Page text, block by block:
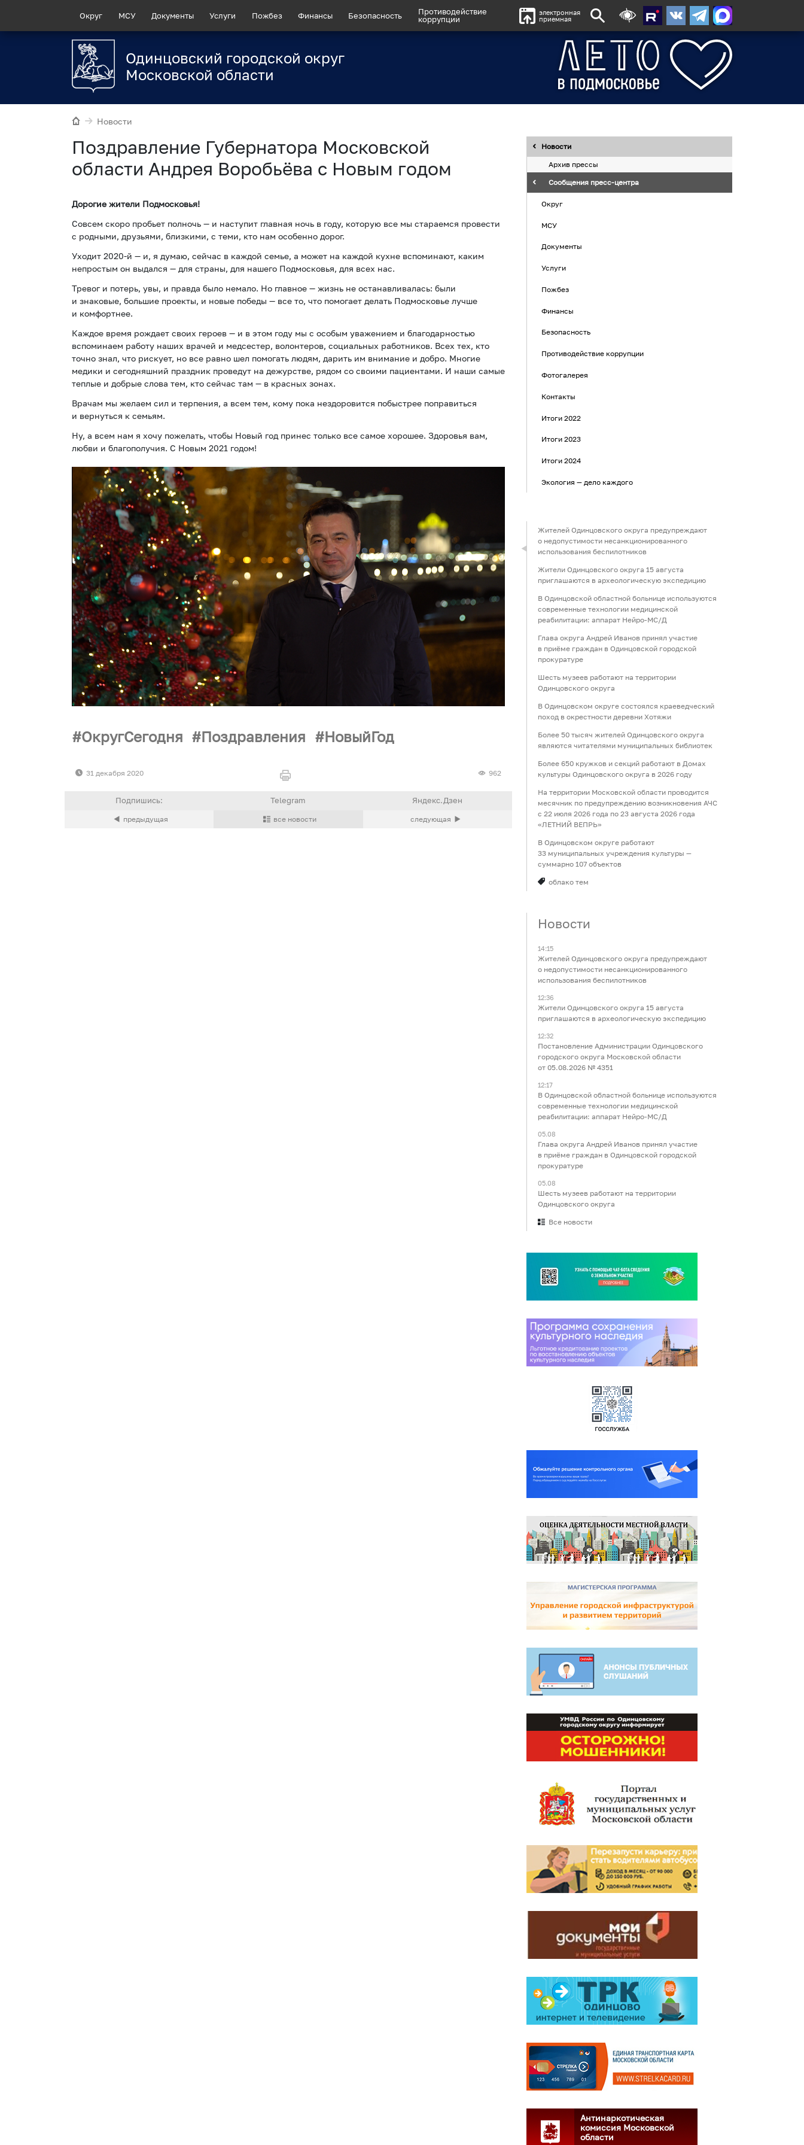
Округ МСУ Документы Услуги Пожбез Финансы Безопасность
Противодействие
коррупции
электронная
приемная
Одинцовский городской округ
Московской области
Новости
Поздравление Губернатора Московской
области Андрея Воробьёва с Новым годом
Дорогие жители Подмосковья!
Совсем скоро пробьет полночь — и наступит главная ночь в году, которую все мы стараемся провести
с родными, друзьями, близкими, с теми, кто нам особенно дорог.
Уходит 2020-й — и, я думаю, сейчас в каждой семье, а может на каждой кухне вспоминают, каким
непростым он выдался — для страны, для нашего Подмосковья, для всех нас.
Тревог и потерь, увы, и правда было немало. Но главное — жизнь не останавливалась: были
и знаковые, большие проекты, и новые победы — все то, что помогает делать Подмосковье лучше
и комфортнее.
Каждое время рождает своих героев — и в этом году мы с особым уважением и благодарностью
вспоминаем работу наших врачей и медсестер, волонтеров, социальных работников. Всех тех, кто
точно знал, что рискует, но все равно шел помогать людям, дарить им внимание и добро. Многие
медики и сегодняшний праздник проведут на дежурстве, рядом со своими пациентами. И наши самые
теплые и добрые слова тем, кто сейчас там — в красных зонах.
Врачам мы желаем сил и терпения, а всем тем, кому пока нездоровится побыстрее поправиться
и вернуться к семьям.
Ну, а всем нам я хочу пожелать, чтобы Новый год принес только все самое хорошее. Здоровья вам,
любви и благополучия. С Новым 2021 годом!
ОкругСегодня Поздравления НовыйГод
31 декабря 2020 962
Новости
Архив прессы
Сообщения пресс-центра
Округ
МСУ
Документы
Услуги
Пожбез
Финансы
Безопасность
Противодействие коррупции
Фотогалерея
Контакты
Итоги 2022
Итоги 2023
Итоги 2024
Экология — дело каждого
Жителей Одинцовского округа предупреждают
о недопустимости несанкционированного
использования беспилотников
Жители Одинцовского округа 15 августа
приглашаются в археологическую экспедицию
В Одинцовской областной больнице используются
современные технологии медицинской
реабилитации: аппарат Нейро-МС/Д
Глава округа Андрей Иванов принял участие
в приёме граждан в Одинцовской городской
прокуратуре
Шесть музеев работают на территории
Одинцовского округа
В Одинцовском округе состоялся краеведческий
поход в окрестности деревни Хотяжи
Более 50 тысяч жителей Одинцовского округа
являются читателями муниципальных библиотек
Более 650 кружков и секций работают в Домах
культуры Одинцовского округа в 2026 году
На территории Московской области проводится
месячник по предупреждению возникновения АЧС
с 22 июля 2026 года по 23 августа 2026 года
«ЛЕТНИЙ ВЕПРЬ»
В Одинцовском округе работают
33 муниципальных учреждения культуры —
суммарно 107 объектов
облако тем
Новости
14:15
Жителей Одинцовского округа предупреждают
о недопустимости несанкционированного
использования беспилотников
12:36
Жители Одинцовского округа 15 августа
приглашаются в археологическую экспедицию
12:32
Постановление Администрации Одинцовского
городского округа Московской области
от 05.08.2026 № 4351
12:17
В Одинцовской областной больнице используются
современные технологии медицинской
реабилитации: аппарат Нейро-МС/Д
05.08
Глава округа Андрей Иванов принял участие
в приёме граждан в Одинцовской городской
прокуратуре
05.08
Шесть музеев работают на территории
Одинцовского округа
Все новости
Антинаркотическая
комиссия Московской
области